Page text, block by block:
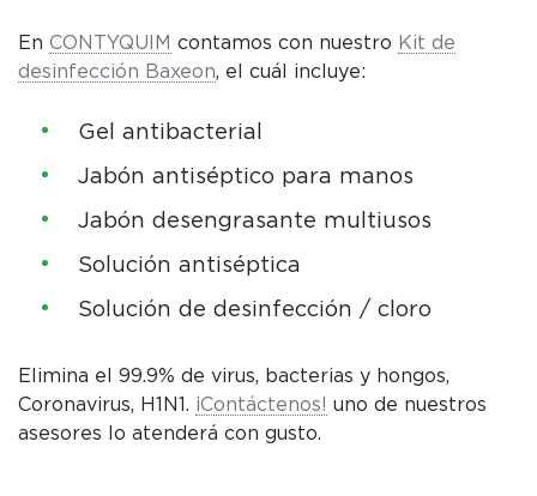
En CONTYQUIM contamos con nuestro Kit de
desinfección Baxeon, el cuál incluye:
Gel antibacterial
Jabón antiséptico para manos
Jabón desengrasante multiusos
Solución antiséptica
Solución de desinfección / cloro
Elimina el 99.9% de virus, bacterias y hongos,
Coronavirus, H1N1. ¡Contáctenos! uno de nuestros
asesores lo atenderá con gusto.